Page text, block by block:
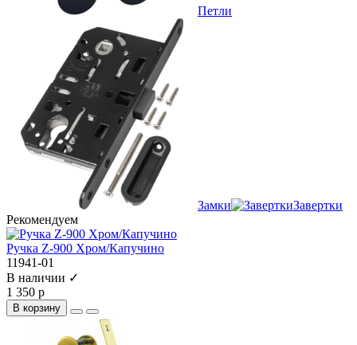
Петли
Замки
Завертки
Рекомендуем
Ручка Z-900 Хром/Капучино
11941-01
В наличии ✓
1 350 р
В корзину